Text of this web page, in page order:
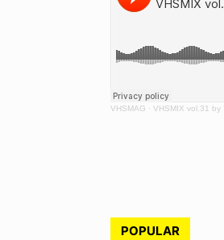
VHSMAG · VHSMIX vol.31 by
POPULAR